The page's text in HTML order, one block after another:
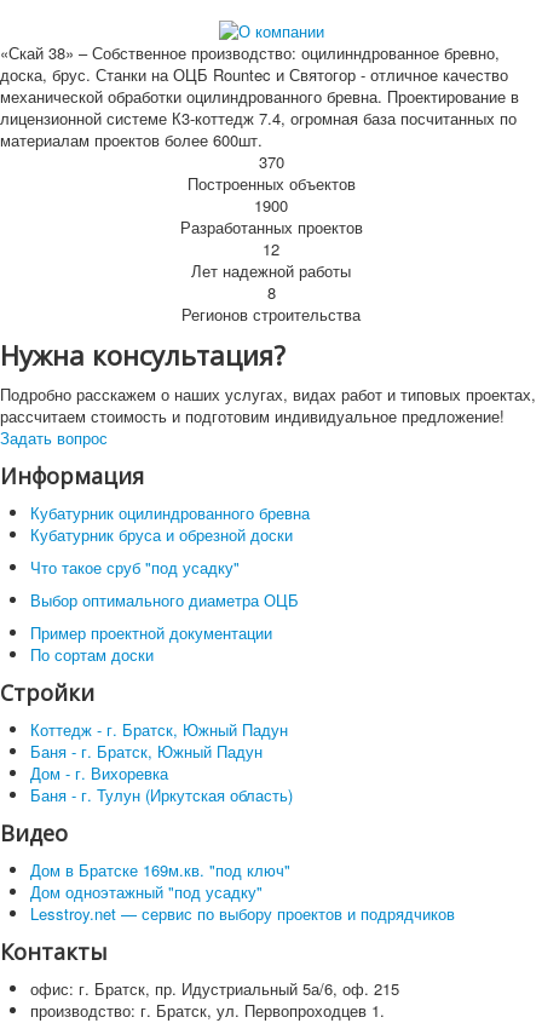
«Скай 38» – Собственное производство: оцилинндрованное бревно,
доска, брус. Станки на ОЦБ Rountec и Святогор - отличное качество
механической обработки оцилиндрованного бревна. Проектирование в
лицензионной системе К3-коттедж 7.4, огромная база посчитанных по
материалам проектов более 600шт.
370
Построенных объектов
1900
Разработанных проектов
12
Лет надежной работы
8
Регионов строительства
Нужна консультация?
Подробно расскажем о наших услугах, видах работ и типовых проектах,
рассчитаем стоимость и подготовим индивидуальное предложение!
Задать вопрос
Информация
Кубатурник оцилиндрованного бревна
Кубатурник бруса и обрезной доски
Что такое сруб "под усадку"
Выбор оптимального диаметра ОЦБ
Пример проектной документации
По сортам доски
Стройки
Коттедж - г. Братск, Южный Падун
Баня - г. Братск, Южный Падун
Дом - г. Вихоревка
Баня - г. Тулун (Иркутская область)
Видео
Дом в Братске 169м.кв. "под ключ"
Дом одноэтажный "под усадку"
Lesstroy.net — сервис по выбору проектов и подрядчиков
Контакты
офис: г. Братск, пр. Идустриальный 5а/6, оф. 215
производство: г. Братск, ул. Первопроходцев 1.